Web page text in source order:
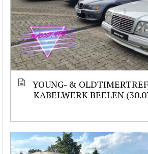
YOUNG- &
KABELWERK BEELEN